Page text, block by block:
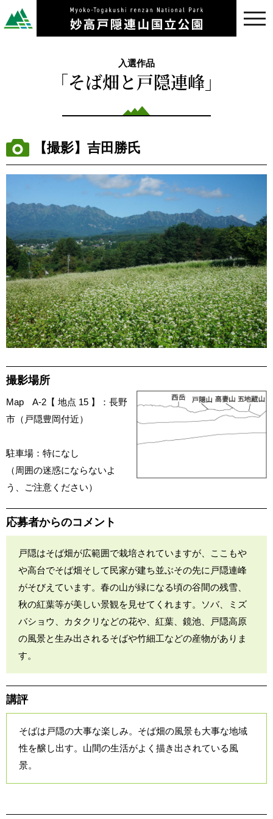
入選作品
「そば畑と戸隠連峰」
【撮影】吉田勝氏
撮影場所
Map A-2【 地点 15 】：長野
市（戸隠豊岡付近）
駐車場：特になし
（周囲の迷惑にならないよ
う、ご注意ください）
応募者からのコメント
戸隠はそば畑が広範囲で栽培されていますが、ここもや
や高台でそば畑そして民家が建ち並ぶその先に戸隠連峰
がそびえています。春の山が緑になる頃の谷間の残雪、
秋の紅葉等が美しい景観を見せてくれます。ソバ、ミズ
バショウ、カタクリなどの花や、紅葉、鏡池、戸隠高原
の風景と生み出されるそばや竹細工などの産物がありま
す。
講評
そばは戸隠の大事な楽しみ。そば畑の風景も大事な地域
性を醸し出す。山間の生活がよく描き出されている風
景。